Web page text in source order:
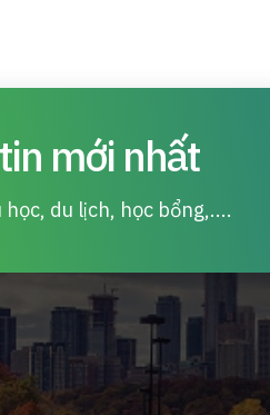
mới nhất
du lịch, học bổng,....